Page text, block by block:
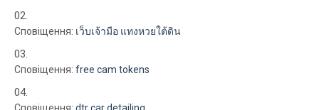
Сповіщення: เว็บเจ้ามือ แทงหวยใต้ดิน
Сповіщення: free cam tokens